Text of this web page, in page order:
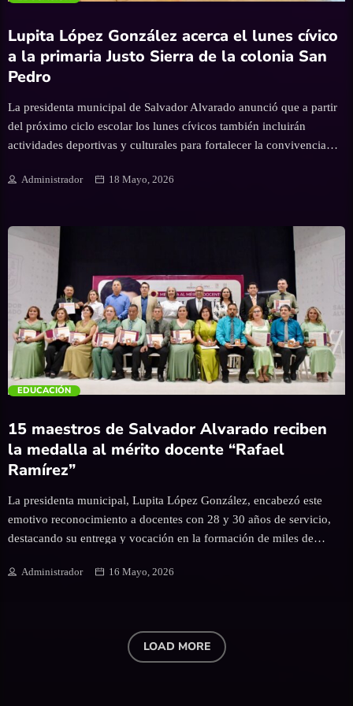
Lupita López González acerca el lunes cívico
a la primaria Justo Sierra de la colonia San
Pedro
La presidenta municipal de Salvador Alvarado anunció que a partir
del próximo ciclo escolar los lunes cívicos también incluirán
actividades deportivas y culturales para fortalecer la convivencia
18 de mayo del 2026.- La presidenta municipal de Salvador
donde reiteró su compromiso con la educación y con el
acercamiento permanente de las autoridades municipales a las
instituciones educativas. Durante el acto cívico, la alcaldesa expresó
que una de las prioridades de su administración es mantener un
vínculo cercano con la comunidad estudiantil, así como con
docentes y padres de familia, por lo que anunció que a partir del
próximo ciclo escolar los lunes cívicos también tendrán un enfoque
deportivo […]
Administrador 18 Mayo, 2026
EDUCACIÓN
15 maestros de Salvador Alvarado reciben
la medalla al mérito docente “Rafael
Ramírez”
La presidenta municipal, Lupita López González, encabezó este
emotivo reconocimiento a docentes con 28 y 30 años de servicio,
destacando su entrega y vocación en la formación de miles de
marco de la celebración del Día de la Maestra y el Maestro, el
reconocimientos, estímulos económicos y la medalla al mérito
docente “Rafael Ramírez” a 15 maestras y maestros que cumplieron
Administrador 16 Mayo, 2026
LOAD MORE